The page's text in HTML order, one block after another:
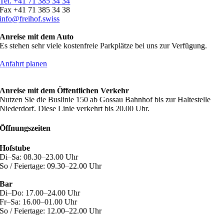
Fax +41 71 385 34 38
info@freihof.swiss
Anreise mit dem Auto
Es stehen sehr viele kostenfreie Parkplätze bei uns zur Verfügung.
Anfahrt planen
Anreise mit dem Öffentlichen Verkehr
Nutzen Sie die Buslinie 150 ab Gossau Bahnhof bis zur Haltestelle
Niederdorf. Diese Linie verkehrt bis 20.00 Uhr.
Öffnungszeiten
Hofstube
Di–Sa: 08.30–23.00 Uhr
So / Feiertage: 09.30–22.00 Uhr
Bar
Di–Do: 17.00–24.00 Uhr
Fr–Sa: 16.00–01.00 Uhr
So / Feiertage: 12.00–22.00 Uhr